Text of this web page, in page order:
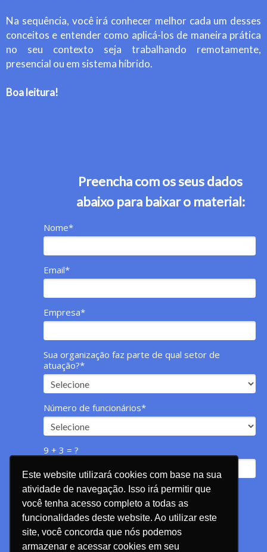
Este website utilizará cookies com base na sua
atividade de navegação. Isso irá permitir que
você tenha acesso completo a todas as
funcionalidades deste website. Ao utilizar este
site, você concorda que nós podemos
armazenar e acessar cookies em seu
Este website utilizará cookies com base na sua
atividade de navegação. Isso irá permitir que
você tenha acesso completo a todas as
funcionalidades deste website. Ao utilizar este
site, você concorda que nós podemos
armazenar e acessar cookies em seu
Na sequência, você irá conhecer melhor cada um desses
conceitos e entender como aplicá-los de maneira prática
no seu contexto seja trabalhando remotamente,
presencial ou em sistema híbrido.
Boa leitura!
Preencha com os seus dados
abaixo para baixar o material:
Nome*
Email*
Empresa*
Sua organização faz parte de qual setor de
atuação?*
Número de funcionários*
9 + 3 = ?
DOWNLOAD GRATUITO